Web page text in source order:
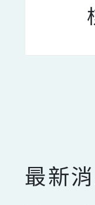
最新